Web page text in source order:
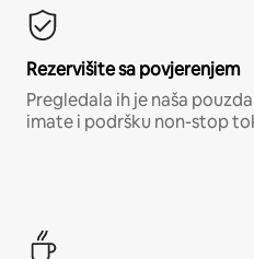
Rezervišite sa povjerenjem
Pregledala ih je naša
imate i podršku non-stop